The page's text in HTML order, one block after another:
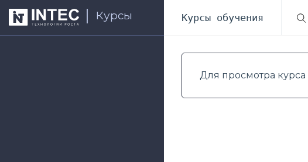
Курсы Курсы обучения
Для просмотра курса